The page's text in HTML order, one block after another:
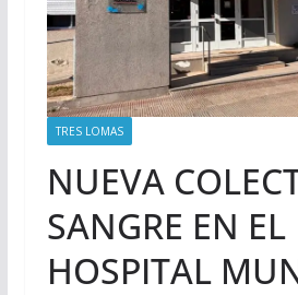
TRES LOMAS
NUEVA
SANGRE EN EL
HOSPITAL